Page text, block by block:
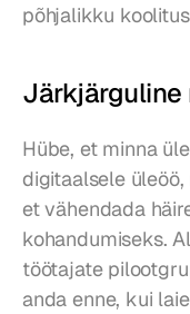
põhjalikku
Hübe, et minna
digitaalsele
et vähendada
kohandumiseks.
töötajate
anda enne, kui